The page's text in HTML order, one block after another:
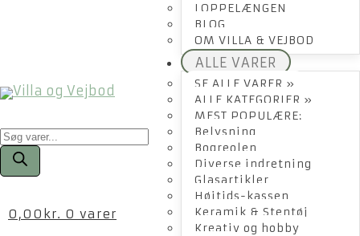
Products
search
0,00 kr. 0 varer
LOPPELÆNGEN
BLOG
OM VILLA & VEJBOD
ALLE VARER
SE ALLE VARER »
ALLE KATEGORIER »
MEST POPULÆRE:
Belysning
Bogreolen
Diverse indretning
Glasartikler
Højtids-kassen
Keramik & Stentøj
Kreativ og hobby